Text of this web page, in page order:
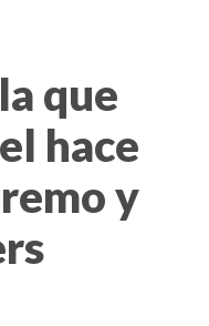
que
hace
y